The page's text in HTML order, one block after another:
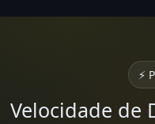
⚡
Velocidade de